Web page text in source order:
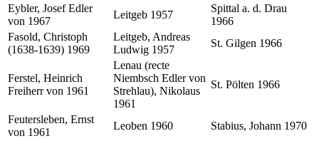
Eybler, Josef Edler
von 1967
Leitgeb 1957
Spittal a. d. Drau
1966
Fasold, Christoph
(1638-1639) 1969
Leitgeb, Andreas
Ludwig 1957
St. Gilgen 1966
Ferstel, Heinrich
Freiherr von 1961
Lenau (recte
Niembsch Edler von
Strehlau), Nikolaus
1961
St. Pölten 1966
Feutersleben, Ernst
von 1961
Leoben 1960 Stabius, Johann 1970